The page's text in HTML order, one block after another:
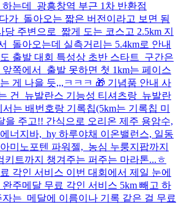
하는데 광흥창역 부근 1차 반환점
가 돌아오는 짧은 버전이라고 보면 됨
당 주변으로 짧게 도는 코스고 2.5km 지
돌아오는데 실측거리는 5.4km로 안내
출발 대회 특성상 초반 스타트 구간은
앞쪽에서 출발 못하면 첫 1km는 페이스
게 나을 듯,,,ㅋㅋㅋ 🎁 기념품 안내 사
건 뉴발란스 기능성 티셔츠랑 뉴발란
는 배번호랑 기록칩(5km는 기록칩 미
을 주고!! 간식으로 오리온 제주 용암수,
너지바, hy 하루야채 이온밸런스, 일동
미노포텐 파워젤, 농심 누룽지팝까지
키트까지 챙겨주는 퍼주는 마라톤...ㅎ
각인 서비스 이번 대회에서 제일 눈에
주메달 무료 각인 서비스 5km 빼고 하
자는 메달에 이름이나 기록 같은 걸 무료